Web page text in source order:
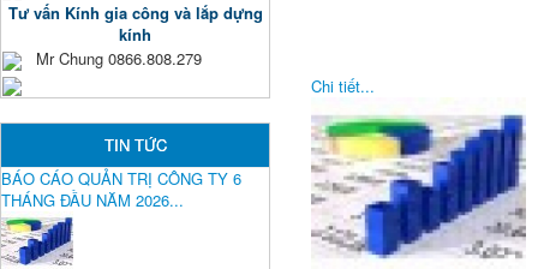
Tư vấn Kính gia công và lắp dựng
kính
Mr Chung 0866.808.279
TIN TỨC
BÁO CÁO QUẢN TRỊ CÔNG TY 6
THÁNG ĐẦU NĂM 2026...
Chi tiết...